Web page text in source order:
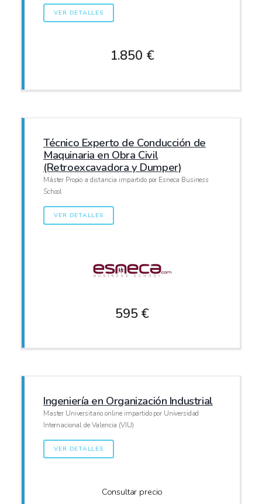
VER DETALLES
1.850 €
Técnico Experto de Conducción de
Maquinaria en Obra Civil
(Retroexcavadora y Dumper)
Máster Propio a distancia impartido por Esneca Business
School
VER DETALLES
595 €
Ingeniería en Organización Industrial
Master Universitario online impartido por Universidad
Internacional de Valencia (VIU)
VER DETALLES
Consultar precio